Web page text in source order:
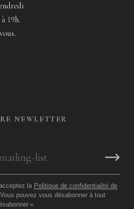
19h.
NEWLETTER
la Politique de confidentialité de
pouvez vous désabonner à tout
».